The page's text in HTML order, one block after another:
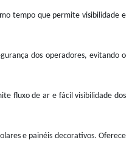
tempo que permite visibilidade e
dos operadores, evitando o
fluxo de ar e fácil visibilidade dos
e painéis decorativos. Oferece